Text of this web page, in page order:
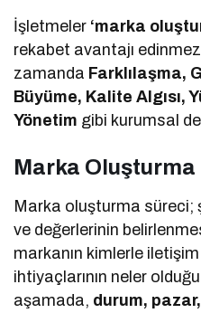
İşletmeler ‘marka
rekabet avantajı
zamanda Farklılaşma,
Büyüme, Kalite Algısı,
Yönetim gibi kurumsal
Marka Oluşturma
Marka oluşturma süreci;
ve değerlerinin
markanın kimlerle iletişim
ihtiyaçlarının neler
aşamada, durum,